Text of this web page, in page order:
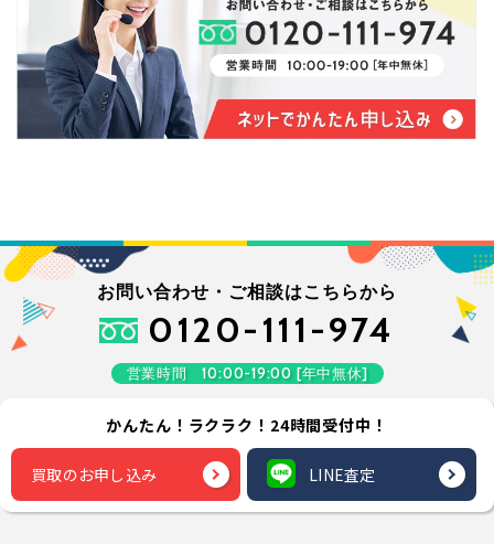
お問い合わせ・ご相談はこちらから
0120-111-974
営業時間 10:00-19:00 [年中無休]
かんたん！ラクラク！24時間受付中！
買取のお申し込み LINE査定